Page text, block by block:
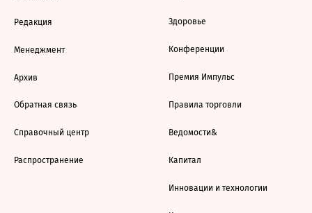
Редакция
Менеджмент
Архив
Обратная связь
Справочный центр
Распространение
Здоровье
Конференции
Премия Импульс
Правила торговли
Ведомости&
Капитал
Инновации и технологии